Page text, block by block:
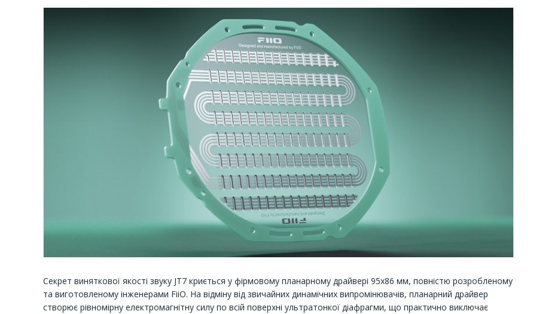
Секрет виняткової якості звуку JT7 криється у фірмовому планарному драйвері 95x86 мм, повністю розробленому
та виготовленому інженерами FiiO. На відміну від звичайних динамічних випромінювачів, планарний драйвер
створює рівномірну електромагнітну силу по всій поверхні ультратонкої діафрагми, що практично виключає